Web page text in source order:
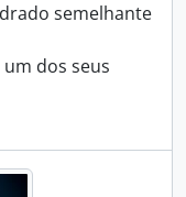
semelhante
dos seus